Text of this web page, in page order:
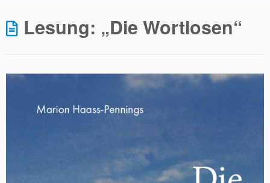
Inhalt
springenLesung: „Die Wortlosen“